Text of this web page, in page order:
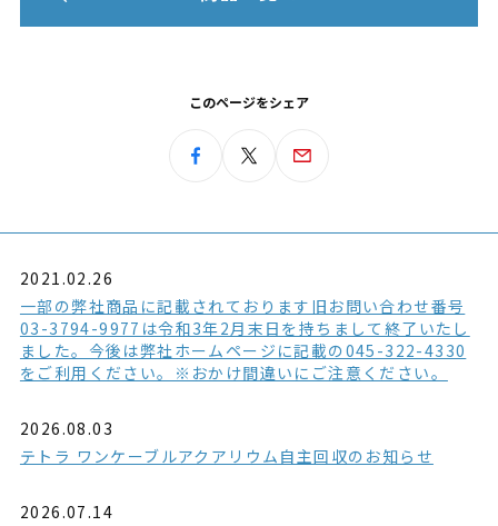
このページをシェア
2021.02.26
一部の弊社商品に記載されております旧お問い合わせ番号
03-3794-9977は令和3年2月末日を持ちまして終了いたし
ました。今後は弊社ホームページに記載の045-322-4330
をご利用ください。※おかけ間違いにご注意ください。
2026.08.03
テトラ ワンケーブルアクアリウム自主回収のお知らせ
2026.07.14